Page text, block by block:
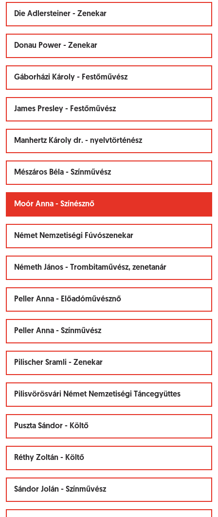
Die Adlersteiner - Zenekar
Donau Power - Zenekar
Gáborházi Károly - Festőművész
James Presley - Festőművész
Manhertz Károly dr. - nyelvtörténész
Mészáros Béla - Színművész
Moór Anna - Színésznő
Német Nemzetiségi Fúvószenekar
Németh János - Trombitaművész, zenetanár
Peller Anna - Előadóművésznő
Peller Anna - Színművész
Pilischer Sramli - Zenekar
Pilisvörösvári Német Nemzetiségi Táncegyüttes
Puszta Sándor - Költő
Réthy Zoltán - Költő
Sándor Jolán - Színművész